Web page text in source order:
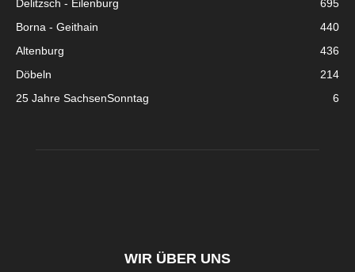
Delitzsch - Eilenburg
695
Borna - Geithain
440
Altenburg
436
Döbeln
214
25 Jahre SachsenSonntag
6
WIR ÜBER UNS